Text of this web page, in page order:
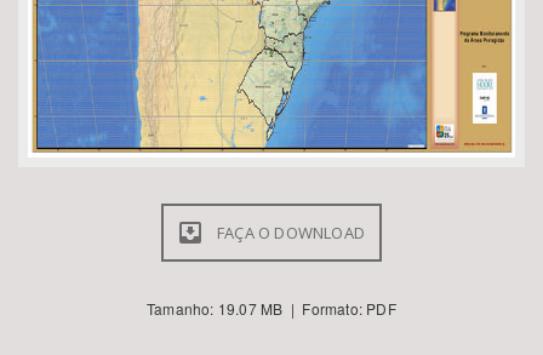
FAÇA O DOWNLOAD
Tamanho: 19.07 MB | Formato: PDF